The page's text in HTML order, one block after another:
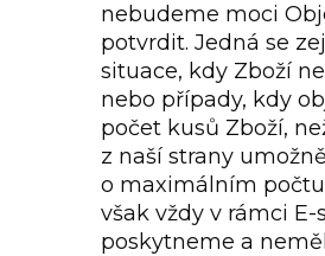
nebudeme moci
potvrdit. Jedná se
situace, kdy Zboží
nebo případy, kdy
počet kusů Zboží,
z naší strany
o maximálním
však vždy v rámci
poskytneme a